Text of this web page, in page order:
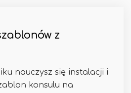
z
nauczysz się instalacji i
konsulu na